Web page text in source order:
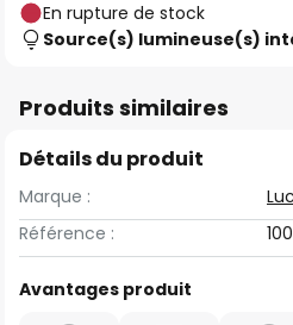
En rupture de stock
Source(s) lumineuse(s)
Produits similaires
Détails du produit
Marque :
Référence :
Avantages produit